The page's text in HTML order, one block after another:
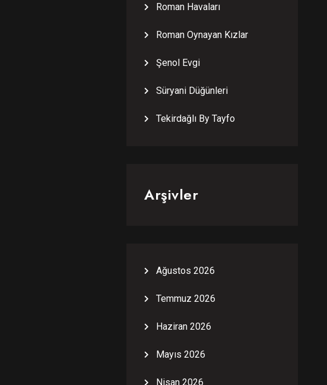
Roman Havaları
Roman Oynayan Kızlar
Şenol Evgi
Süryani Düğünleri
Tekirdağlı By Tayfo
Arşivler
Ağustos 2026
Temmuz 2026
Haziran 2026
Mayıs 2026
Nisan 2026